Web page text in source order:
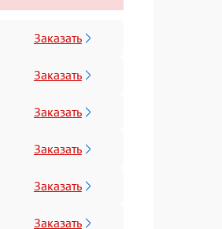
Заказать
Заказать
Заказать
Заказать
Заказать
Заказать